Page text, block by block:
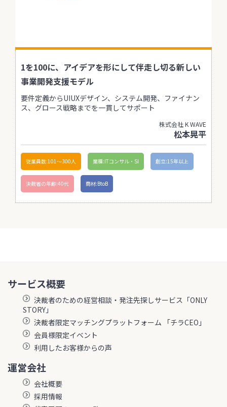
1を100に、アイデアを形にして伴走し切る新しい
事業開発支援モデル
要件定義からUIUXデザイン、システム開発、ファイナン
ス、グロース戦略までを一貫してサポート
株式会社 K WAVE
松本晃平
従業員数:101〜300人 業種:ITコンサル・SI 創立:15年以上
決裁者の年齢:40代 商材:BtoB
サービス概要
決裁者のための経営相談・発注先探しサービス「ONLY
STORY」
決裁者限定マッチングプラットフォーム 「チラCEO」
会員様限定イベント
利用したお客様からの声
運営会社
会社概要
採用情報